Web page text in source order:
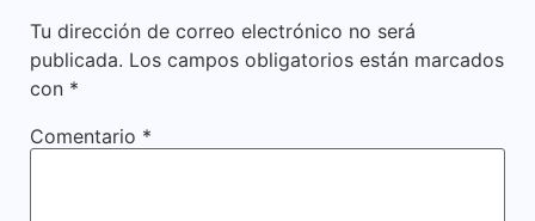
Tu dirección de correo electrónico no será
publicada. Los campos obligatorios están marcados
con *
Comentario *